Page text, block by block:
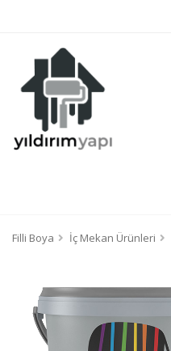
Filli Boya İç Mekan Ürünleri